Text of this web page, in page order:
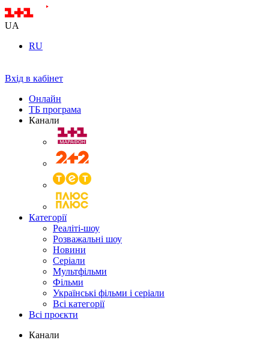
UA
RU
Вхід в кабінет
Онлайн
ТБ програма
Канали
Категорії
Реаліті-шоу
Розважальні шоу
Новини
Серіали
Мультфільми
Фільми
Українські фільми і серіали
Всі категорії
Всі проєкти
Канали